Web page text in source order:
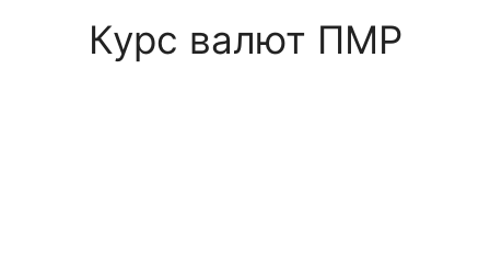
Курс валют ПМР